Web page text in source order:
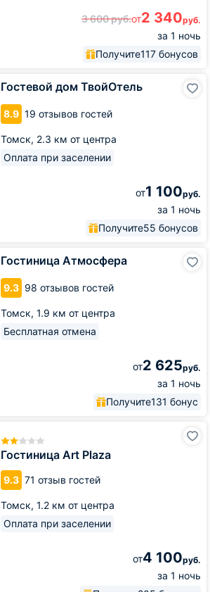
3 600руб.от2 340руб.
за 1 ночь
Получите117 бонусов
Гостевой дом ТвойОтель
8.9 19 отзывов гостей
Томск, 2.3 км от центра
Оплата при заселении
от1 100руб.
за 1 ночь
Получите55 бонусов
Гостиница Атмосфера
9.3 98 отзывов гостей
Томск, 1.9 км от центра
Бесплатная отмена
от2 625руб.
за 1 ночь
Получите131 бонус
Гостиница Art Plaza
9.3 71 отзыв гостей
Томск, 1.2 км от центра
Оплата при заселении
от4 100руб.
за 1 ночь